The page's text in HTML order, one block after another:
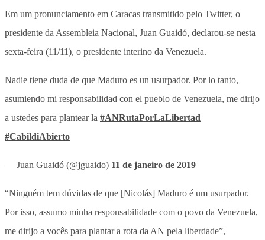
Em um pronunciamento em Caracas transmitido pelo Twitter, o
presidente da Assembleia Nacional, Juan Guaidó, declarou-se nesta
sexta-feira (11/11), o presidente interino da Venezuela.
Nadie tiene duda de que Maduro es un usurpador. Por lo tanto,
asumiendo mi responsabilidad con el pueblo de Venezuela, me dirijo
a ustedes para plantear la #ANRutaPorLaLibertad
#CabildiAbierto
— Juan Guaidó (@jguaido) 11 de janeiro de 2019
“Ninguém tem dúvidas de que [Nicolás] Maduro é um usurpador.
Por isso, assumo minha responsabilidade com o povo da Venezuela,
me dirijo a vocês para plantar a rota da AN pela liberdade”,